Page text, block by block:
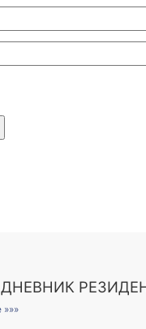
ДНЕВНИК
»»»